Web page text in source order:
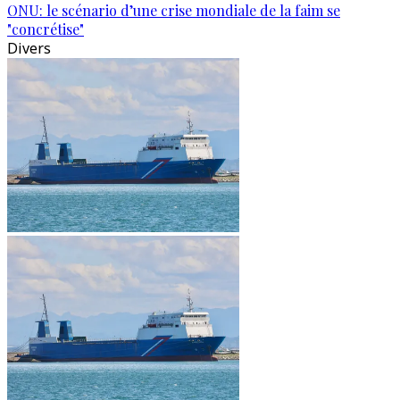
ONU: le scénario d’une crise mondiale de la faim se
"concrétise"
Divers